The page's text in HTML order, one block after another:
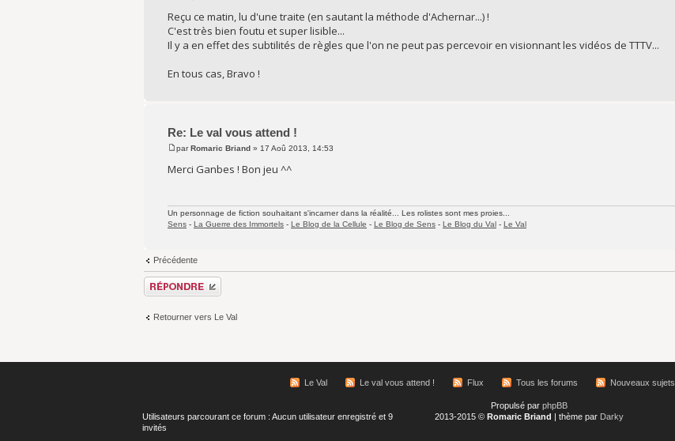
Reçu ce matin, lu d'une traite (en sautant la méthode d'Achernar...) !
C'est très bien foutu et super lisible...
Il y a en effet des subtilités de règles que l'on ne peut pas percevoir en visionnant les vidéos de TTTV...
En tous cas, Bravo !
Re: Le val vous attend !
parRomaric Briand » 17 Aoû 2013, 14:53
Merci Ganbes ! Bon jeu ^^
Un personnage de fiction souhaitant s'incarner dans la réalité... Les rolistes sont mes proies...
Sens - La Guerre des Immortels - Le Blog de la Cellule - Le Blog de Sens - Le Blog du Val - Le Val
Précédente
Répondre
Retourner vers Le Val
Le Val Le val vous attend ! Flux Tous les forums Nouveaux sujets
Utilisateurs parcourant ce forum : Aucun utilisateur enregistré et 9
invités
Propulsé par phpBB
2013-2015 © Romaric Briand | thème par Darky